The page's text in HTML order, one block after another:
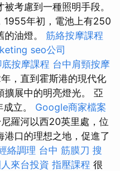
考慮到一種照明手段。
1955年初，電池上有250
油燈。 筋絡按摩課程
seo公司
底按摩課程 台中肩頸按摩
，直到霍斯港的現代化
擴展中的明亮燈光。 亞
立。 Google商家檔案
羅河以西20英里處，位
口的理想之地，促進了
絡調理 台中 筋膜刀 搜
來台投資 指壓課程 很